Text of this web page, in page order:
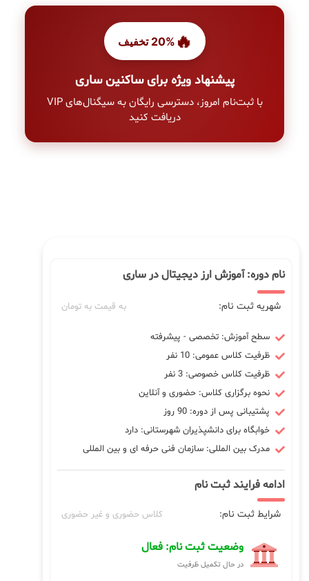
🔥 20% تخفیف
پیشنهاد ویژه برای ساکنین ساری
با ثبت‌نام امروز، دسترسی رایگان به سیگنال‌های VIP
دریافت کنید
نام دوره: آموزش ارز دیجیتال در ساری
شهریه ثبت نام: به قیمت به تومان
سطح آموزش: تخصصی - پیشرفته
ظرفیت کلاس عمومی: 10 نفر
ظرفیت کلاس خصوصی: 3 نفر
نحوه برگزاری کلاس: حضوری و آنلاین
پشتیبانی پس از دوره: 90 روز
خوابگاه برای دانشپذیران شهرستانی: دارد
مدرک بین المللی: سازمان فنی حرفه ای و بین المللی
ادامه فرایند ثبت نام
شرایط ثبت نام: کلاس حضوری و غیر حضوری
وضعیت ثبت نام: فعال
در حال تکمیل ظرفیت